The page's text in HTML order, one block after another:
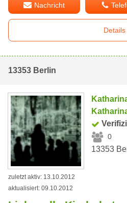
Nachricht
Details
13353 Berlin
0
13353
zuletzt aktiv: 13.10.2012
aktualisiert: 09.10.2012